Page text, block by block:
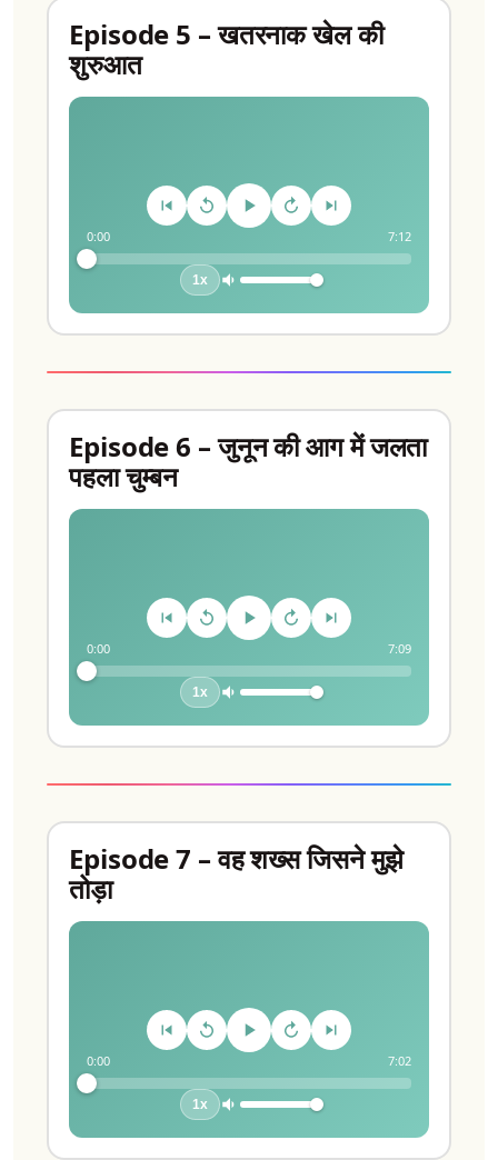
Episode 5 – खतरनाक खेल की
शुरुआत
0:00 7:12
1x
Episode 6 – जुनून की आग में जलता
पहला चुम्बन
0:00 7:09
1x
Episode 7 – वह शख्स जिसने मुझे
तोड़ा
0:00 7:02
1x